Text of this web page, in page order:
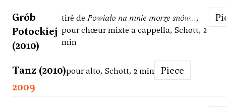
Grób
Potockiej
(2010)
tiré dePowiało na mnie morze snów...,
pour chœur mixte a cappella, Schott, 2
min
Tanz (2010)pour alto, Schott, 2 min
Piece
2009